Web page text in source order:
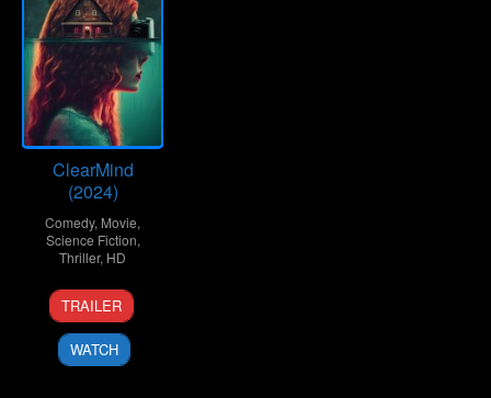
ClearMind
(2024)
Comedy, Movie,
Science Fiction,
Thriller, HD
3
Feb
2024
Rebecca
Eskreis
TRAILER
WATCH